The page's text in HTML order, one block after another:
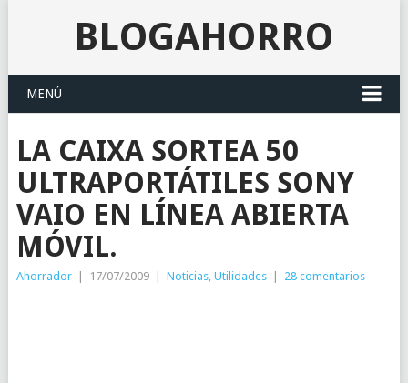
BLOGAHORRO
MENÚ
LA CAIXA SORTEA 50
ULTRAPORTÁTILES SONY
VAIO EN LÍNEA ABIERTA
MÓVIL.
Ahorrador 17/07/2009 Noticias, Utilidades 28 comentarios